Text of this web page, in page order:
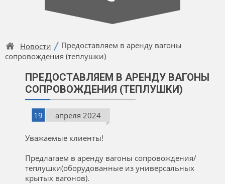
Новости
Предоставляем в аренду вагоны
сопровождения (теплушки)
ПРЕДОСТАВЛЯЕМ В АРЕНДУ ВАГОНЫ
СОПРОВОЖДЕНИЯ (ТЕПЛУШКИ)
19 апреля 2024
Уважаемые клиенты!
Предлагаем в аренду вагоны сопровождения/
теплушки(оборудованные из универсальных
крытых вагонов).